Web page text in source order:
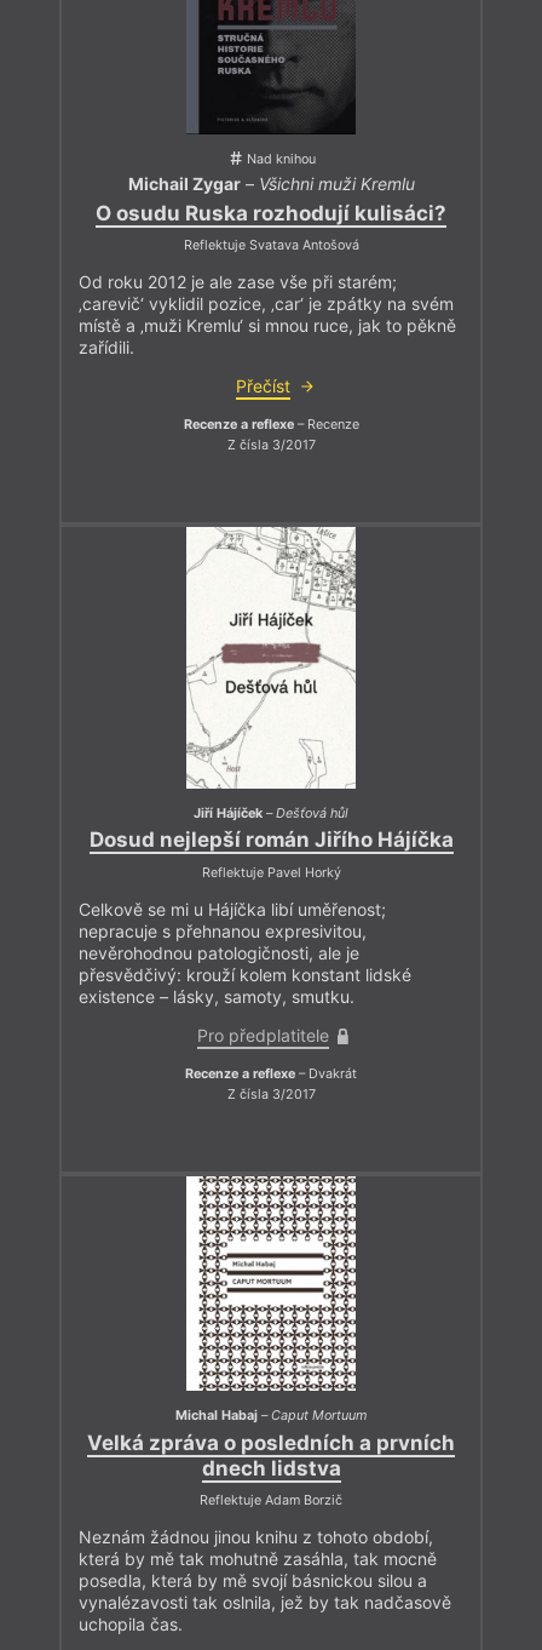
Nad knihou
Michail Zygar– Všichni muži Kremlu
O osudu Ruska rozhodují kulisáci?
Reflektuje Svatava Antošová
Od roku 2012 je ale zase vše při starém;
‚carevič‘ vyklidil pozice, ‚car‘ je zpátky na svém
místě a ‚muži Kremlu‘ si mnou ruce, jak to pěkně
zařídili.
Přečíst
Recenze a reflexe– Recenze
Z čísla 3/2017
Jiří Hájíček –Dešťová hůl
Dosud nejlepší román Jiřího Hájíčka
Reflektuje Pavel Horký
Celkově se mi u Hájíčka libí uměřenost;
nepracuje s přehnanou expresivitou,
nevěrohodnou patologičnosti, ale je
přesvědčivý: krouží kolem konstant lidské
existence – lásky, samoty, smutku.
Pro předplatitele
Recenze a reflexe – Dvakrát
Z čísla 3/2017
Michal Habaj –Caput Mortuum
Velká zpráva o posledních a prvních
dnech lidstva
Reflektuje Adam Borzič
Neznám žádnou jinou knihu z tohoto období,
která by mě tak mohutně zasáhla, tak mocně
posedla, která by mě svojí básnickou silou a
vynalézavosti tak oslnila, jež by tak nadčasově
uchopila čas.